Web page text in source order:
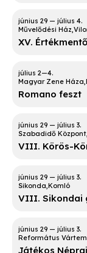
Művelődési Ház
XV.
Magyar Zene Háza
Romano feszt
Szabadidő Központ
VIII. Körös-
Sikonda Komló
VIII. Sikondai
Református
Játékos